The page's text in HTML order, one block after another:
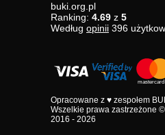
buki.org.pl
Ranking: 4.69 z 5
Według opinii 396
Opracowane z ♥ zespołem
Wszelkie prawa zastrzeżone ©
2016 - 2026